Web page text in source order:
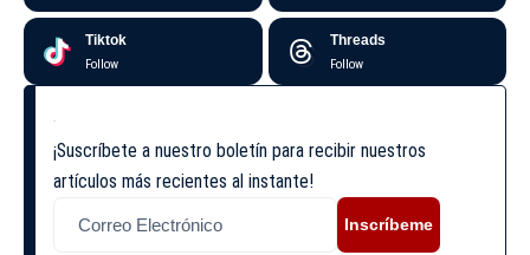
Tiktok
Follow
Threads
Follow
¡Suscríbete a nuestro boletín para recibir nuestros
artículos más recientes al instante!
Inscríbeme